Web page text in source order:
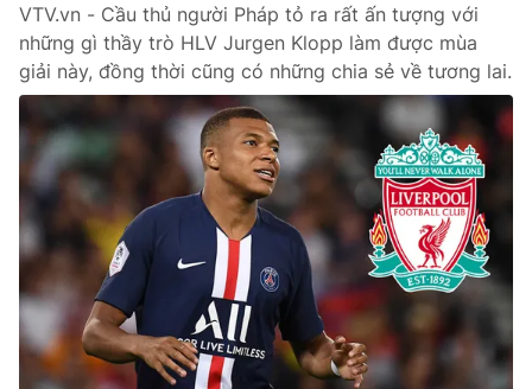
VTV.vn - Cầu thủ người Pháp tỏ ra rất ấn tượng với
những gì thầy trò HLV Jurgen Klopp làm được mùa
giải này, đồng thời cũng có những chia sẻ về tương lai.